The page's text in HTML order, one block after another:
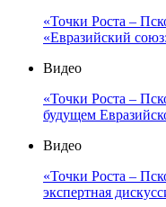
«Точки Роста –
«Евразийский
Видео
«Точки Роста –
будущем
Видео
«Точки Роста –
экспертная